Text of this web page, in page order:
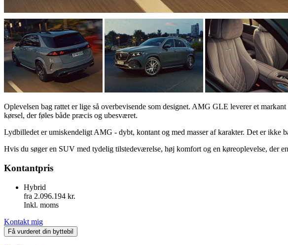
Oplevelsen bag rattet er lige så overbevisende som designet. AMG GLE leverer et
kørsel, der føles både præcis og ubesværet.
Lydbilledet er umiskendeligt AMG - dybt, kontant og med masser af karakter. Det er ikke
Hvis du søger en SUV med tydelig tilstedeværelse, høj komfort og en køreoplevelse, der
Kontantpris
Hybrid
fra 2.096.194 kr.
Inkl. moms
Kontakt mig
Få vurderet din byttebil